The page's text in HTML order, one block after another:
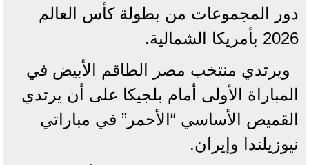
دور المجموعات من بطولة كأس العالم
2026 بأمريكا الشمالية.
ويرتدي منتخب مصر الطاقم الأبيض في
المباراة الأولى أمام بلجيكا على أن يرتدي
القميص الأساسي “الأحمر” في مباراتي
نيوزيلندا وإيران.